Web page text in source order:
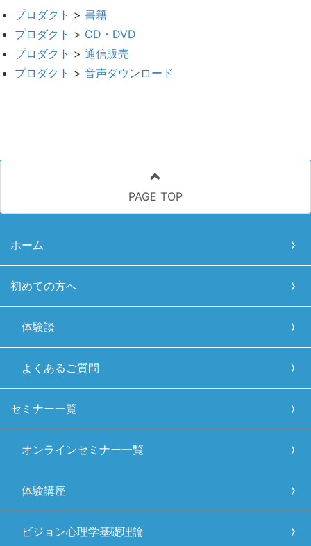
プロダクト > 書籍
プロダクト > CD・DVD
プロダクト > 通信販売
プロダクト > 音声ダウンロード
PAGE TOP
ホーム
初めての方へ
体験談
よくあるご質問
セミナー一覧
オンラインセミナー一覧
体験講座
ビジョン心理学基礎理論